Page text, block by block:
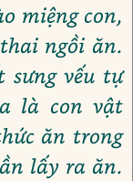
miệng con,
ngồi ăn.
sưng vếu tự
là con vật
ăn trong
lấy ra ăn.